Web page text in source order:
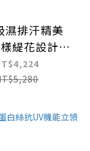
濕排汗精美
緹花設計胸
短袖POLO衫